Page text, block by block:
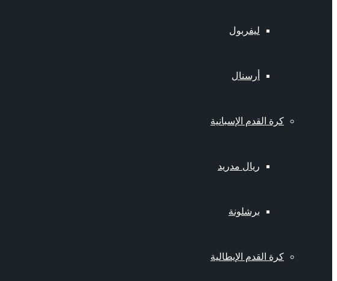
ليفربول
أرسنال
كرة القدم الإسبانية
ريال مدريد
برشلونة
كرة القدم الإيطالية